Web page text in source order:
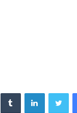
فيسبوكتويتر لينكدإن ‏Tumblr